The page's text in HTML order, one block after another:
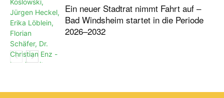
Ein neuer Stadtrat nimmt Fahrt auf –
Bad Windsheim startet in die Periode
2026–2032